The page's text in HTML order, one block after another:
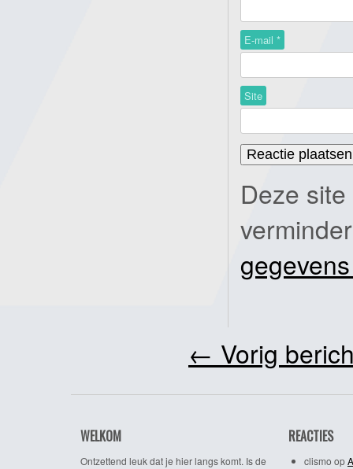
E-mail *
Site
Deze
← Vorig
WELKOM
Ontzettend leuk dat je hier langs komt. Is de
REACTIES
clismo op